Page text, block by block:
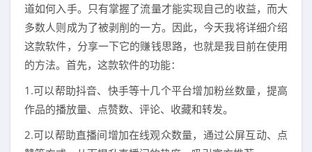
道如何入手。只有掌握了流量才能实现自己的收益，而大
多数人则成为了被剥削的一方。因此，今天我将详细介绍
这款软件，分享一下它的赚钱思路，也就是我目前在使用
的方法。首先，这款软件的功能：
1.可以帮助抖音、快手等十几个平台增加粉丝数量，提高
作品的播放量、点赞数、评论、收藏和转发。
2.可以帮助直播间增加在线观众数量，通过公屏互动、点